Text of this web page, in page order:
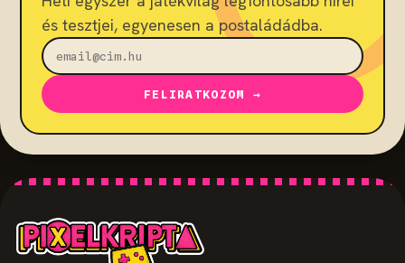
és tesztjei, egyenesen a postaládádba.
FELIRATKOZOM →